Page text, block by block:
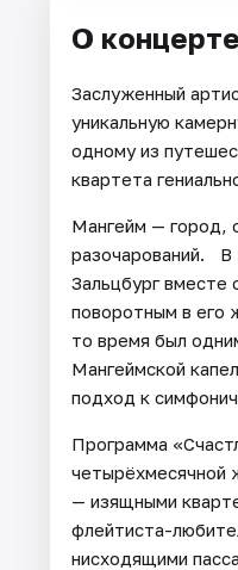
О концерте
Заслуженный
уникальную
одному из
квартета
Мангейм — город,
разочарований. В
Зальцбург вместе
поворотным в его
то время был
Мангеймской
подход к
Программа
четырёхмесячной
— изящными
флейтиста-
нисходящими